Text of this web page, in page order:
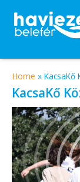
Home » KacsaKő
KacsaKő